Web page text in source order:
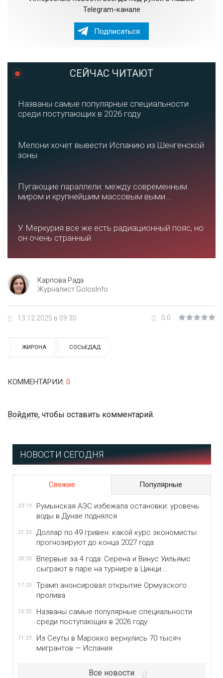
Telegram-канале
Подписаться
СЕЙЧАС ЧИТАЮТ
Названы самые популярные специальности
среди поступающих в 2026 году
Мелони хочет вывести Испанию из Шенгенской
зоны
Пугающие параллели: между современным
миром и крупнейшим массовым выми...
У Меркурия все же есть радиационный пояс, но
он очень странный
Карпова Рада
Журналист GolosInfo
13.12.2025 в 09:30 0.0
ЖИРОНА СОСЬЕДАД
КОММЕНТАРИИ: 0
Войдите, чтобы оставить комментарий.
НОВОСТИ СЕГОДНЯ
Свежие Популярные
23:19
Румынская АЭС избежала остановки: уровень
воды в Дунае поднялся
21:23
Доллар по 49 гривен: какой курс экономисты
прогнозируют до конца 2027 года
20:20
Впервые за 4 года: Серена и Винус Уильямс
сыграют в паре на турнире в Цинци...
17:23
Трамп анонсировал открытие Ормузского
пролива
15:32
Названы самые популярные специальности
среди поступающих в 2026 году
11:29
Из Сеуты в Марокко вернулись 70 тысяч
мигрантов — Испания
Все новости